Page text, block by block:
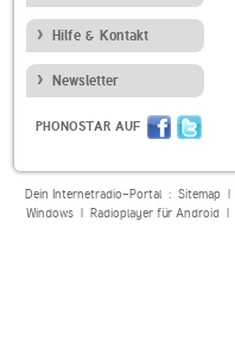
Hilfe & Kontakt
Newsletter
PHONOSTAR AUF
Dein Internetradio-Portal : Sitemap|
Windows| Radioplayer für Android|